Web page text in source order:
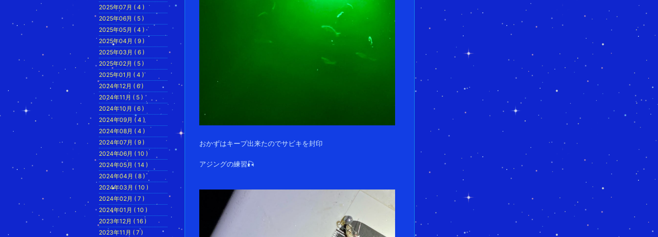
おかずはキープ出来たのでサビキを封印
アジングの練習🎣
2025年07月 ( 4 )
2025年06月 ( 5 )
2025年05月 ( 4 )
2025年04月 ( 9 )
2025年03月 ( 6 )
2025年02月 ( 5 )
2025年01月 ( 4 )
2024年12月 ( 6 )
2024年11月 ( 5 )
2024年10月 ( 6 )
2024年09月 ( 4 )
2024年08月 ( 4 )
2024年07月 ( 9 )
2024年06月 ( 10 )
2024年05月 ( 14 )
2024年04月 ( 8 )
2024年03月 ( 10 )
2024年02月 ( 7 )
2024年01月 ( 10 )
2023年12月 ( 16 )
2023年11月 ( 7 )